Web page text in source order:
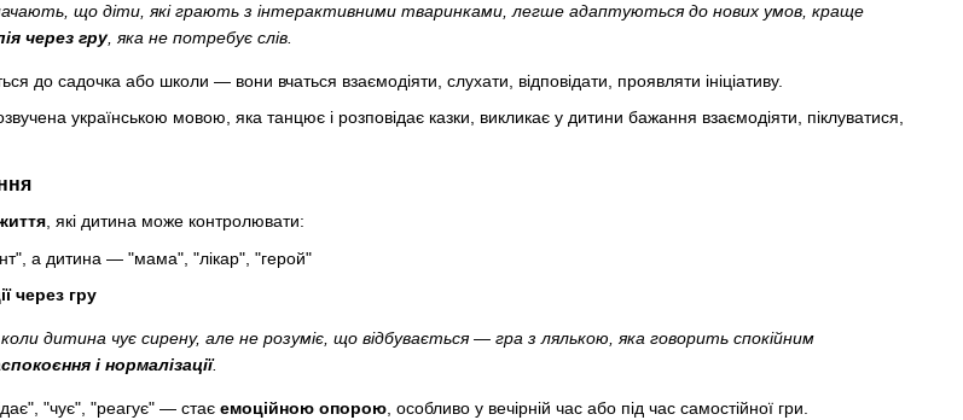
що діти, які грають з інтерактивними тваринками, легше адаптуються до нових умов, краще
через гру, яка не потребує слів.
до садочка або школи — вони вчаться взаємодіяти, слухати, відповідати, проявляти ініціативу.
українською мовою, яка танцює і розповідає казки, викликає у дитини бажання взаємодіяти, піклуватися,
, які дитина може контролювати:
а дитина — "мама", "лікар", "герой"
через гру
коли дитина чує сирену, але не розуміє, що відбувається — гра з лялькою, яка говорить спокійним
і нормалізації.
"чує", "реагує" — стає емоційною опорою, особливо у вечірній час або під час самостійної гри.